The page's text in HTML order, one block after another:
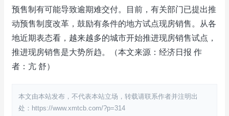
预售制有可能导致逾期难交付。目前，有关部门已提出推
动预售制度改革，鼓励有条件的地方试点现房销售。从各
地近期表态看，越来越多的城市开始推进现房销售试点，
推进现房销售是大势所趋。（本文来源：经济日报 作
者：亢 舒）
本文由本站发布，不代表本站立场，转载请联系作者并注明出
处：https://www.xmtcb.com/?p=314